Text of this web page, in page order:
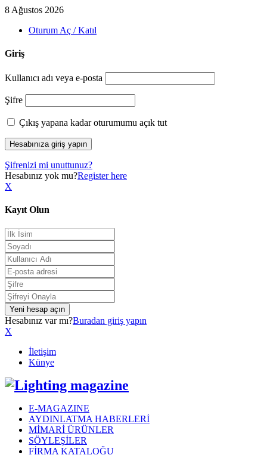
8 Ağustos 2026
Oturum Aç / Katıl
Giriş
Kullanıcı adı veya e-posta
Şifre
Çıkış yapana kadar oturumumu açık tut
Şifrenizi mi unuttunuz?
Hesabınız yok mu?Register here
X
Kayıt Olun
Hesabınız var mı?Buradan giriş yapın
X
İletişim
Künye
Facebook
Instagram
Linkedin
Youtube
E-MAGAZINE
AYDINLATMA HABERLERİ
MİMARİ ÜRÜNLER
SÖYLEŞİLER
FİRMA KATALOĞU